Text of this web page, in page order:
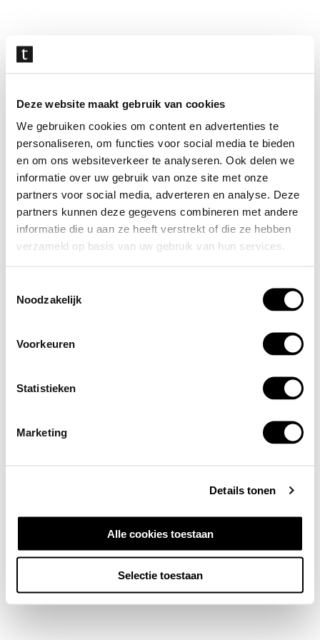
Deze website maakt gebruik van cookies
We gebruiken cookies om content en advertenties te
personaliseren, om functies voor social media te bieden
en om ons websiteverkeer te analyseren. Ook delen we
informatie over uw gebruik van onze site met onze
partners voor social media, adverteren en analyse. Deze
partners kunnen deze gegevens combineren met andere
informatie die u aan ze heeft verstrekt of die ze hebben
verzameld op basis van uw gebruik van hun services.
Noodzakelijk
Voorkeuren
Statistieken
Marketing
Details tonen
Alle cookies toestaan
Selectie toestaan
overslaan